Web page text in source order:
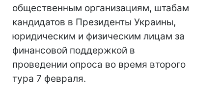
общественным организациям, штабам
кандидатов в Президенты Украины,
юридическим и физическим лицам за
финансовой поддержкой в
проведении опроса во время второго
тура 7 февраля.